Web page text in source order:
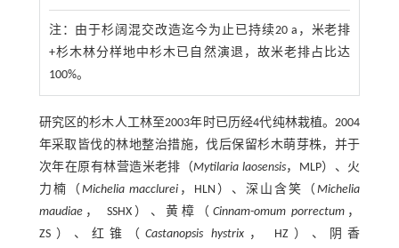
注： 由于杉阔混交改造迄今为止已持续20 a，米老排
+杉木林分样地中杉木已自然演退，故米老排占比达
100%。
研究区的杉木人工林至2003年时已历经4代纯林栽植。2004
年采取皆伐的林地整治措施，伐后保留杉木萌芽株，并于
次年在原有林营造米老排（Mytilaria laosensis，MLP）、火
力楠（ Michelia macclurei，HLN）、深山含笑（Michelia
maudiae， SSHX）、黄樟（ Cinnam-omum porrectum，
ZS）、红锥（ Castanopsis hystrix， HZ）、阴香